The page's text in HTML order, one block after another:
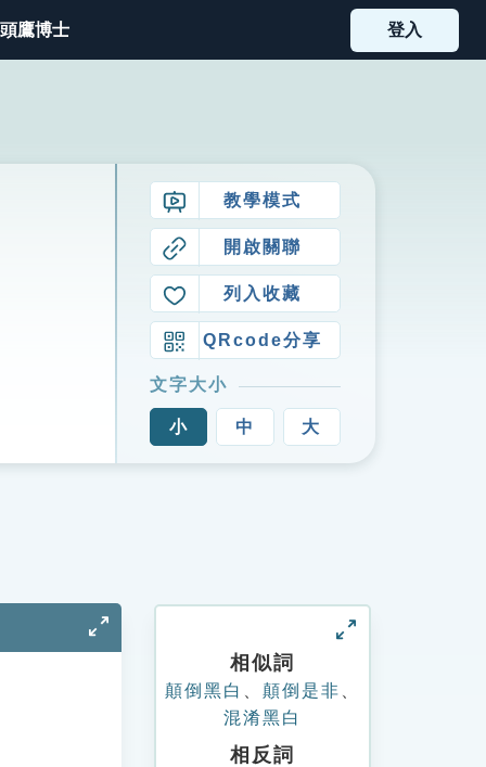
鷹博士 登入
教學模式
開啟關聯
列入收藏
QRcode分享
文字大小
小 中 大
相似詞
顛倒黑白 顛倒是非
混淆黑白
相反詞